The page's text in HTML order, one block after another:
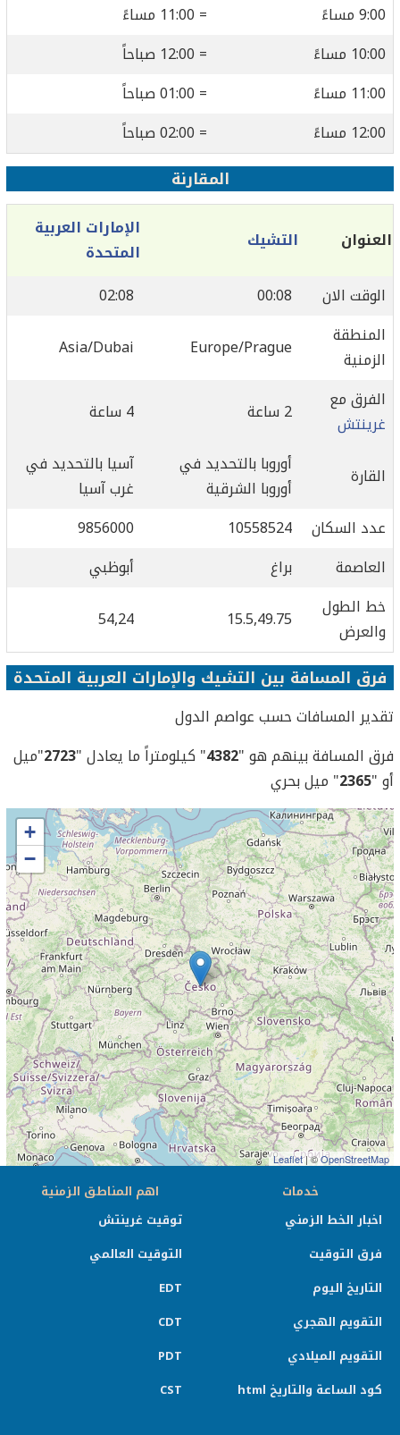
9:00 مساءً
= 11:00 مساءً
10:00 مساءً
= 12:00 صباحاً
11:00 مساءً
= 01:00 صباحاً
12:00 مساءً
= 02:00 صباحاً
المقارنة
العنوان التشيك
الإمارات العربية
المتحدة
الوقت الان
00:08
02:08
المنطقة
الزمنية
Europe/Prague
Asia/Dubai
الفرق مع
غرينتش
2 ساعة 4 ساعة
القارة
أوروبا بالتحديد في
أوروبا الشرقية
آسيا بالتحديد في
غرب آسيا
عدد السكان
10558524
9856000
العاصمة
براغ
أبوظبي
خط الطول
والعرض
15.5,49.75
54,24
فرق المسافة بين التشيك والإمارات العربية المتحدة
تقدير المسافات حسب عواصم الدول
فرق المسافة بينهم هو "4382" كيلومتراً ما يعادل "2723"ميل
أو "2365" ميل بحري
+
−
Leaflet| ©OpenStreetMap
خدمات
اخبار الخط الزمني
فرق التوقيت
التاريخ اليوم
التقويم الهجري
التقويم الميلادي
كود الساعة والتاريخ html
اهم المناطق الزمنية
توقيت غرينتش
التوقيت العالمي
EDT
CDT
PDT
CST